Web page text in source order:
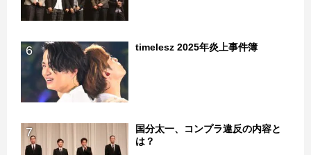
6 timelesz 2025年炎上事件簿
7
国分太一、コンプラ違反の内容と
は？